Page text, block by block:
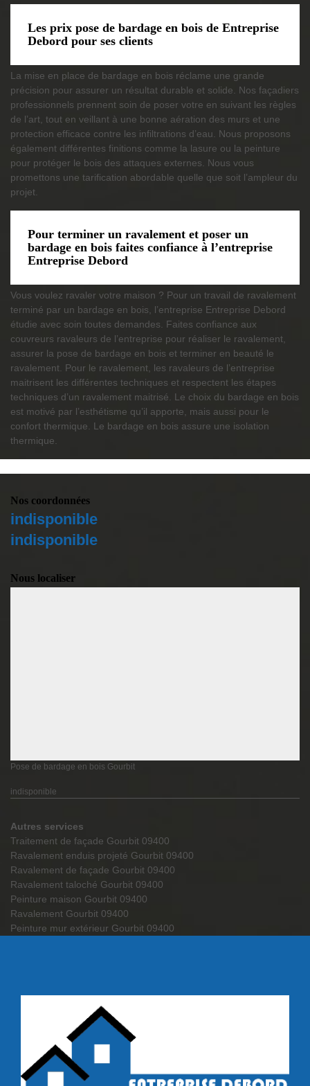
Les prix pose de bardage en bois de Entreprise
Debord pour ses clients
La mise en place de bardage en bois réclame une grande
précision pour assurer un résultat durable et solide. Nos façadiers
professionnels prennent soin de poser votre en suivant les règles
de l’art, tout en veillant à une bonne aération des murs et une
protection efficace contre les infiltrations d’eau. Nous proposons
également différentes finitions comme la lasure ou la peinture
pour protéger le bois des attaques externes. Nous vous
promettons une tarification abordable quelle que soit l’ampleur du
projet.
Pour terminer un ravalement et poser un
bardage en bois faites confiance à l’entreprise
Entreprise Debord
Vous voulez ravaler votre maison ? Pour un travail de ravalement
terminé par un bardage en bois, l’entreprise Entreprise Debord
étudie avec soin toutes demandes. Faites confiance aux
couvreurs ravaleurs de l’entreprise pour réaliser le ravalement,
assurer la pose de bardage en bois et terminer en beauté le
ravalement. Pour le ravalement, les ravaleurs de l’entreprise
maitrisent les différentes techniques et respectent les étapes
techniques d’un ravalement maitrisé. Le choix du bardage en bois
est motivé par l’esthétisme qu’il apporte, mais aussi pour le
confort thermique. Le bardage en bois assure une isolation
thermique.
Nos coordonnées
indisponible
indisponible
Nous localiser
Pose de bardage en bois Gourbit
indisponible
Autres services
Traitement de façade Gourbit 09400
Ravalement enduis projeté Gourbit 09400
Ravalement de façade Gourbit 09400
Ravalement taloché Gourbit 09400
Peinture maison Gourbit 09400
Ravalement Gourbit 09400
Peinture mur extérieur Gourbit 09400